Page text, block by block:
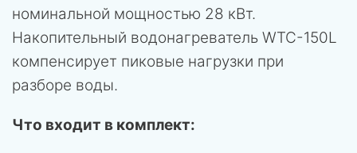
номинальной мощностью 28 кВт.
Накопительный водонагреватель WTC-150L
компенсирует пиковые нагрузки при
разборе воды.
Что входит в комплект: